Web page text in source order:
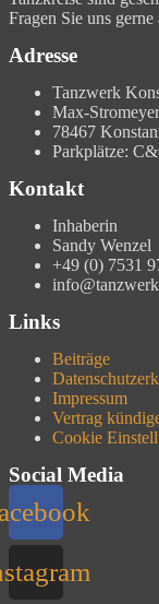
Fragen Sie uns
Adresse
Tanzwerk
Max-
78467
Parkplätze:
Kontakt
Inhaberin
Sandy Wenzel
+49 (0) 7531
Links
Beiträge
Impressum
Vertrag
Cookie
Social Media